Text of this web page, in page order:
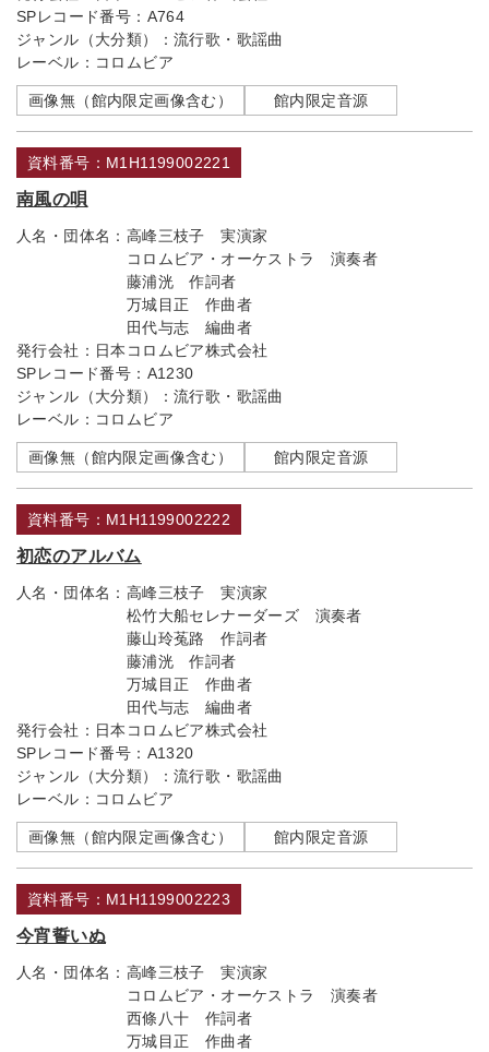
SPレコード番号： A764
ジャンル（大分類）： 流行歌・歌謡曲
レーベル： コロムビア
画像無（館内限定画像含む） 館内限定音源
資料番号：M1H1199002221
南風の唄
人名・団体名： 高峰三枝子 実演家
コロムビア・オーケストラ 演奏者
藤浦洸 作詞者
万城目正 作曲者
田代与志 編曲者
発行会社： 日本コロムビア株式会社
SPレコード番号： A1230
ジャンル（大分類）： 流行歌・歌謡曲
レーベル： コロムビア
画像無（館内限定画像含む） 館内限定音源
資料番号：M1H1199002222
初恋のアルバム
人名・団体名： 高峰三枝子 実演家
松竹大船セレナーダーズ 演奏者
藤山玲菟路 作詞者
藤浦洸 作詞者
万城目正 作曲者
田代与志 編曲者
発行会社： 日本コロムビア株式会社
SPレコード番号： A1320
ジャンル（大分類）： 流行歌・歌謡曲
レーベル： コロムビア
画像無（館内限定画像含む） 館内限定音源
資料番号：M1H1199002223
今宵誓いぬ
人名・団体名： 高峰三枝子 実演家
コロムビア・オーケストラ 演奏者
西條八十 作詞者
万城目正 作曲者